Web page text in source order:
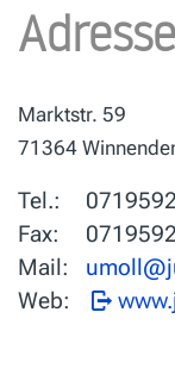
Adresse
Marktstr. 59
71364
Tel.:
Fax:
Mail:
Web: